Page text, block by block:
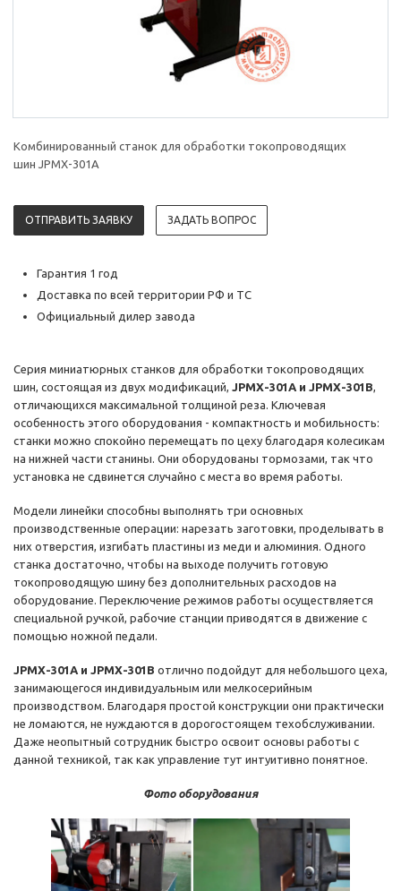
Комбинированный станок для обработки токопроводящих
шин JPMX-301A
ОТПРАВИТЬ ЗАЯВКУ ЗАДАТЬ ВОПРОС
Гарантия 1 год
Доставка по всей территории РФ и ТС
Официальный дилер завода
Серия миниатюрных станков для обработки токопроводящих
шин, состоящая из двух модификаций, JPMX-301A и JPMX-301B,
отличающихся максимальной толщиной реза. Ключевая
особенность этого оборудования - компактность и мобильность:
станки можно спокойно перемещать по цеху благодаря колесикам
на нижней части станины. Они оборудованы тормозами, так что
установка не сдвинется случайно с места во время работы.
Модели линейки способны выполнять три основных
производственные операции: нарезать заготовки, проделывать в
них отверстия, изгибать пластины из меди и алюминия. Одного
станка достаточно, чтобы на выходе получить готовую
токопроводящую шину без дополнительных расходов на
оборудование. Переключение режимов работы осуществляется
специальной ручкой, рабочие станции приводятся в движение с
помощью ножной педали.
JPMX-301A и JPMX-301B отлично подойдут для небольшого цеха,
занимающегося индивидуальным или мелкосерийным
производством. Благодаря простой конструкции они практически
не ломаются, не нуждаются в дорогостоящем техобслуживании.
Даже неопытный сотрудник быстро освоит основы работы с
данной техникой, так как управление тут интуитивно понятное.
Фото оборудования